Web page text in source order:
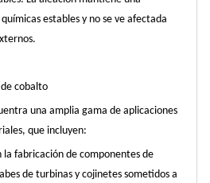
estables y no se ve afectada
cobalto
una amplia gama de aplicaciones
que incluyen:
la fabricación de componentes de
de turbinas y cojinetes sometidos a